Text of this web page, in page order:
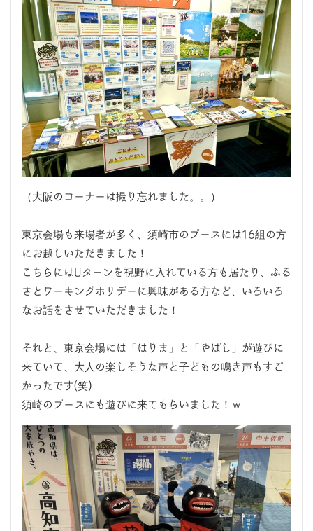
（大阪のコーナーは撮り忘れました。。）
東京会場も来場者が多く、須崎市のブースには16組の方
にお越しいただきました！
こちらにはUターンを視野に入れている方も居たり、ふる
さとワーキングホリデーに興味がある方など、いろいろ
なお話をさせていただきました！
それと、東京会場には「はりま」と「やばし」が遊びに
来ていて、大人の楽しそうな声と子どもの鳴き声もすご
かったです(笑)
須崎のブースにも遊びに来てもらいました！ｗ